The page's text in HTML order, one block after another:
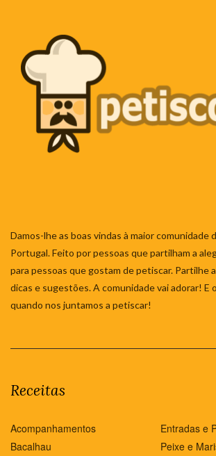
Damos-lhe as boas vindas à maior comunidade
Portugal. Feito por pessoas que partilham a
para pessoas que gostam de petiscar. Partilhe
dicas e sugestões. A comunidade vai adorar! E
quando nos juntamos a petiscar!
Receitas
Acompanhamentos
Bacalhau
Entradas e
Peixe e